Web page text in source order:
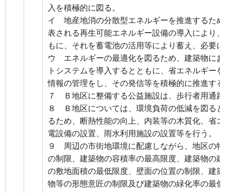
入を積極的に図る。
イ 地産地消の分散型エネルギーを推進するた
表される再生可能エネルギー設備の導入により
もに、それを蓄電池の活用等により蓄え、必要
ウ エネルギーの最適化を図るため、建築物に
トシステムを導入するとともに、省エネルギー
情報の管理をし、その発信等を積極的に推進す
７ Ｂ地区に整備する公益施設は、歩行者用通
８ Ｂ地区については、環境負荷の低減を図る
るため、断熱性能の向上、内装等の木質化、省
電設備の設置、雨水利用施設の設置等を行う。
９ 周辺の市街地環境に配慮しながら、地区の
の制限、建築物の容積率の最高限度、建築物の
の敷地面積の最低限度、壁面の位置の制限、建
物等の形態意匠の制限及び建築物の緑化率の最